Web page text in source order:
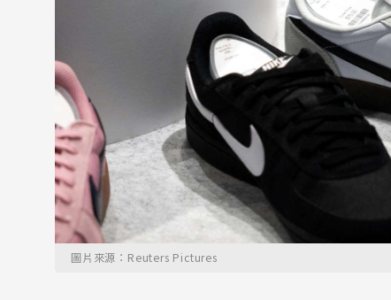
圖片來源：Reuters Pictures